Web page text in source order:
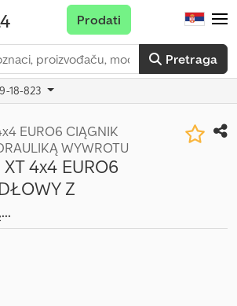
Pretraga
Prodati
18-823
EURO6 CIĄGNIK
WYWROTU
4x4 EURO6
Z